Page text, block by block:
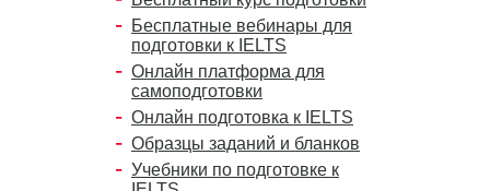
Бесплатные вебинары для
подготовки к IELTS
Онлайн платформа для
самоподготовки
Онлайн подготовка к IELTS
Образцы заданий и бланков
Учебники по подготовке к